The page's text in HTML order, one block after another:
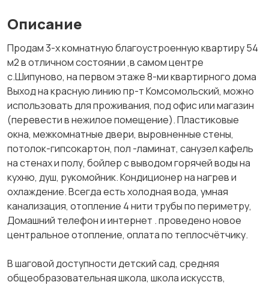
Описание
Продам 3-х комнатную благоустроенную квартиру 54
м2 в отличном состоянии ,в самом центре
с.Шипуново, на первом этаже 8-ми квартирного дома
Выход на красную линию пр-т Комсомольский, можно
использовать для проживания, под офис или магазин
(перевести в нежилое помещение). Пластиковые
окна, межкомнатные двери, выровненные стены,
потолок-гипсокартон, пол -ламинат, санузел кафель
на стенах и полу, бойлер с выводом горячей воды на
кухню, душ, рукомойник. Кондиционер на нагрев и
охлаждение. Всегда есть холодная вода, умная
канализация, отопление 4 нити трубы по периметру,
Домашний телефон и интернет . проведено новое
центральное отопление, оплата по теплосчётчику.
В шаговой доступности детский сад, средняя
общеобразовательная школа, школа искусств,